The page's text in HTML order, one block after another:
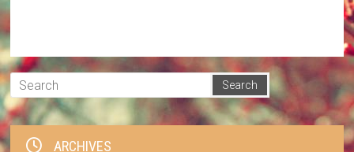
ARCHIVES